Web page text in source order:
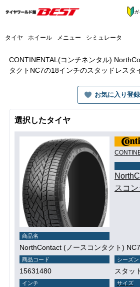
タイヤ ホイール メニュー シミュレータ
ガ
CONTINENTAL(コンチネンタル)
タクトNC7の18インチのスタッドレスタ
お気に入り登
選択したタイヤ
スコ
商品名
NorthContact (ノースコンタクト)
商品コード
15631480
シーズン
スタッ
インチ サイズ